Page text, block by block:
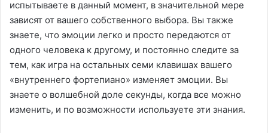
испытываете в данный момент, в значительной мере
зависят от вашего собственного выбора. Вы также
знаете, что эмоции легко и просто передаются от
одного человека к другому, и постоянно следите за
тем, как игра на остальных семи клавишах вашего
«внутреннего фортепиано» изменяет эмоции. Вы
знаете о волшебной доле секунды, когда все можно
изменить, и по возможности используете эти знания.